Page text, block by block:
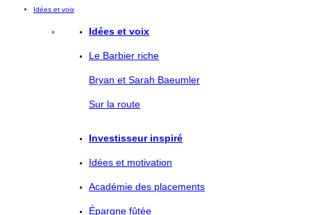
Idées et voix
Idées et voix
Le Barbier riche
Bryan et Sarah Baeumler
Sur la route
Investisseur inspiré
Idées et motivation
Académie des placements
Épargne fûtée